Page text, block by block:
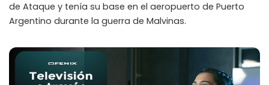
de Ataque y tenía su base en el aeropuerto de Puerto
Argentino durante la guerra de Malvinas.